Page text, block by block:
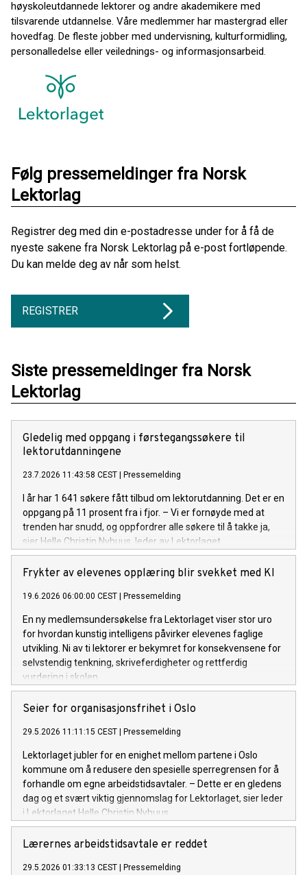
høyskoleutdannede lektorer og andre akademikere med
tilsvarende utdannelse. Våre medlemmer har mastergrad eller
hovedfag. De fleste jobber med undervisning, kulturformidling,
personalledelse eller veilednings- og informasjonsarbeid.
Følg pressemeldinger fra Norsk
Lektorlag
Registrer deg med din e-postadresse under for å få de
nyeste sakene fra Norsk Lektorlag på e-post fortløpende.
Du kan melde deg av når som helst.
REGISTRER
Siste pressemeldinger fra Norsk
Lektorlag
Gledelig med oppgang i førstegangssøkere til
lektorutdanningene
23.7.2026 11:43:58 CEST Pressemelding
I år har 1 641 søkere fått tilbud om lektorutdanning. Det er en
oppgang på 11 prosent fra i fjor. – Vi er fornøyde med at
trenden har snudd, og oppfordrer alle søkere til å takke ja,
sier Helle Christin Nyhuus, leder av Lektorlaget.
Frykter av elevenes opplæring blir svekket med KI
19.6.2026 06:00:00 CEST Pressemelding
En ny medlemsundersøkelse fra Lektorlaget viser stor uro
for hvordan kunstig intelligens påvirker elevenes faglige
utvikling. Ni av ti lektorer er bekymret for konsekvensene for
selvstendig tenkning, skriveferdigheter og rettferdig
vurdering i skolen.
Seier for organisasjonsfrihet i Oslo
29.5.2026 11:11:15 CEST Pressemelding
Lektorlaget jubler for en enighet mellom partene i Oslo
kommune om å redusere den spesielle sperregrensen for å
forhandle om egne arbeidstidsavtaler. – Dette er en gledens
dag og et svært viktig gjennomslag for Lektorlaget, sier leder
i Lektorlaget Helle Christin Nyhuus.
Lærernes arbeidstidsavtale er reddet
29.5.2026 01:33:13 CEST Pressemelding